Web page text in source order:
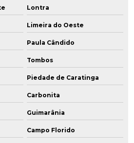
Lontra
Limeira do Oeste
Paula Cândido
Tombos
Piedade de Caratinga
Carbonita
Guimarânia
Campo Florido